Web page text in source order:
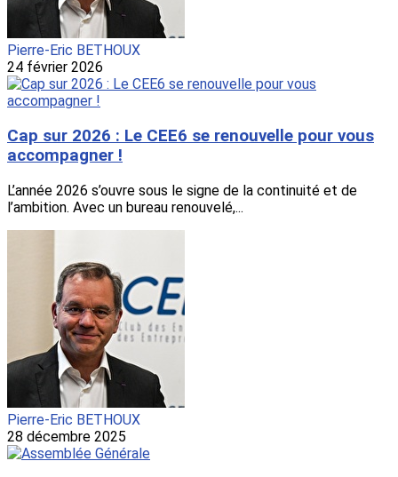
Pierre-Eric BETHOUX
24 février 2026
Cap sur 2026 : Le CEE6 se renouvelle pour vous
accompagner !
L’année 2026 s’ouvre sous le signe de la continuité et de
l’ambition. Avec un bureau renouvelé,...
Pierre-Eric BETHOUX
28 décembre 2025